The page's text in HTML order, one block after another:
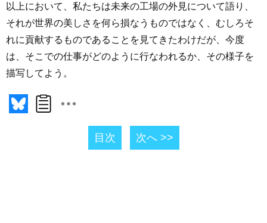
以上において、私たちは未来の工場の外見について語り、
それが世界の美しさを何ら損なうものではなく、むしろそ
れに貢献するものであることを見てきたわけだが、今度
は、そこでの仕事がどのように行なわれるか、その様子を
描写してよう。
目次 次へ >>